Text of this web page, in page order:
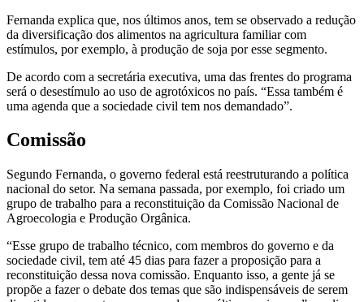
Fernanda explica que, nos últimos anos, tem se observado a redução
da diversificação dos alimentos na agricultura familiar com
estímulos, por exemplo, à produção de soja por esse segmento.
De acordo com a secretária executiva, uma das frentes do programa
será o desestímulo ao uso de agrotóxicos no país. “Essa também é
uma agenda que a sociedade civil tem nos demandado”.
Comissão
Segundo Fernanda, o governo federal está reestruturando a política
nacional do setor. Na semana passada, por exemplo, foi criado um
grupo de trabalho para a reconstituição da Comissão Nacional de
Agroecologia e Produção Orgânica.
“Esse grupo de trabalho técnico, com membros do governo e da
sociedade civil, tem até 45 dias para fazer a proposição para a
reconstituição dessa nova comissão. Enquanto isso, a gente já se
propõe a fazer o debate dos temas que são indispensáveis de serem